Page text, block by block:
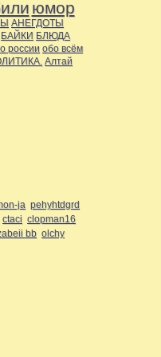
юмор
АНЕГДОТЫ
БАЙКИ БЛЮДА
россии обо всём
Алтай
ja pehyhtdgrd
ctaci clopman16
bb olchy